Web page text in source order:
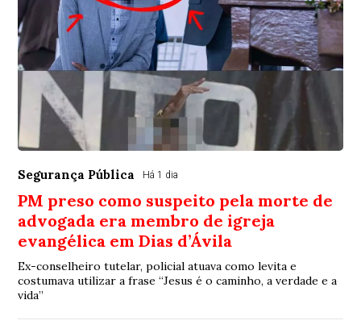
Segurança Pública Há 1 dia
PM preso como suspeito pela morte de
advogada era membro de igreja
evangélica em Dias d’Ávila
Ex-conselheiro tutelar, policial atuava como levita e
costumava utilizar a frase “Jesus é o caminho, a verdade e a
vida”